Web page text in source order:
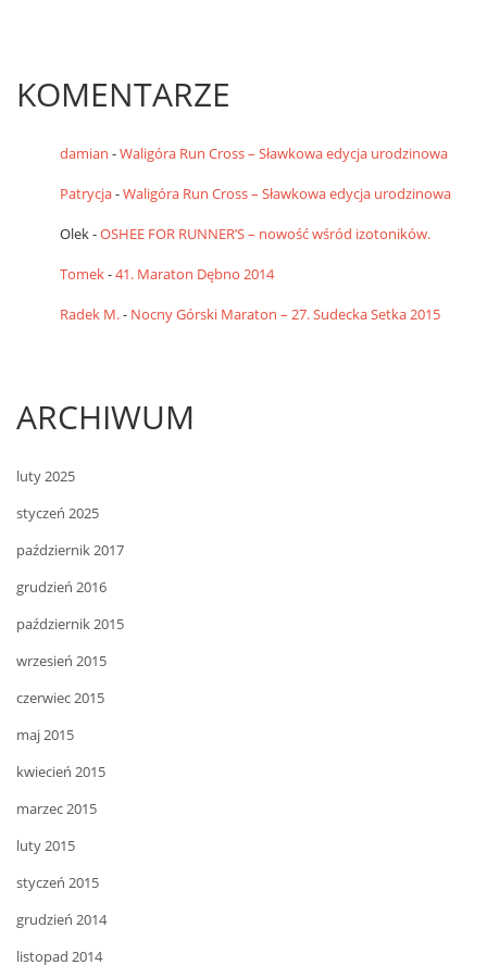
KOMENTARZE
damian -Waligóra Run Cross – Sławkowa edycja urodzinowa
Patrycja-Waligóra Run Cross – Sławkowa edycja urodzinowa
Olek-OSHEE FOR RUNNER’S – nowość wśród izotoników.
Tomek-41. Maraton Dębno 2014
Radek M.- Nocny Górski Maraton – 27. Sudecka Setka 2015
ARCHIWUM
luty 2025
styczeń 2025
październik 2017
grudzień 2016
październik 2015
wrzesień 2015
czerwiec 2015
maj 2015
kwiecień 2015
marzec 2015
luty 2015
styczeń 2015
grudzień 2014
listopad 2014